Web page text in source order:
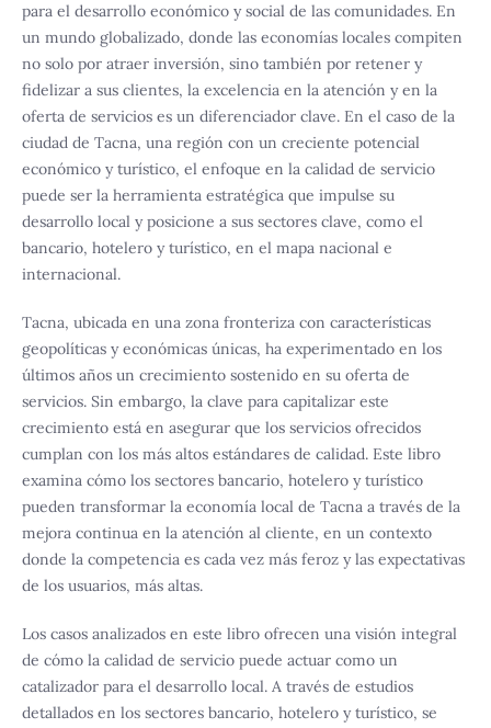
para el desarrollo económico y social de las comunidades. En
un mundo globalizado, donde las economías locales compiten
no solo por atraer inversión, sino también por retener y
fidelizar a sus clientes, la excelencia en la atención y en la
oferta de servicios es un diferenciador clave. En el caso de la
ciudad de Tacna, una región con un creciente potencial
económico y turístico, el enfoque en la calidad de servicio
puede ser la herramienta estratégica que impulse su
desarrollo local y posicione a sus sectores clave, como el
bancario, hotelero y turístico, en el mapa nacional e
internacional.
Tacna, ubicada en una zona fronteriza con características
geopolíticas y económicas únicas, ha experimentado en los
últimos años un crecimiento sostenido en su oferta de
servicios. Sin embargo, la clave para capitalizar este
crecimiento está en asegurar que los servicios ofrecidos
cumplan con los más altos estándares de calidad. Este libro
examina cómo los sectores bancario, hotelero y turístico
pueden transformar la economía local de Tacna a través de la
mejora continua en la atención al cliente, en un contexto
donde la competencia es cada vez más feroz y las expectativas
de los usuarios, más altas.
Los casos analizados en este libro ofrecen una visión integral
de cómo la calidad de servicio puede actuar como un
catalizador para el desarrollo local. A través de estudios
detallados en los sectores bancario, hotelero y turístico, se